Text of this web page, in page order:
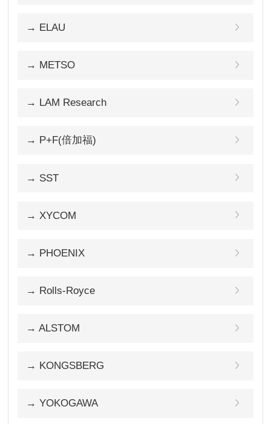
→ ELAU
→ METSO
→ LAM Research
→ P+F(倍加福)
→ SST
→ XYCOM
→ PHOENIX
→ Rolls-Royce
→ ALSTOM
→ KONGSBERG
→ YOKOGAWA